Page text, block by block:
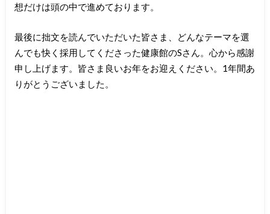
想だけは頭の中で進めております。
最後に拙文を読んでいただいた皆さま、どんなテーマを選
んでも快く採用してくださった健康館のSさん。心から感謝
申し上げます。皆さま良いお年をお迎えください。1年間あ
りがとうございました。